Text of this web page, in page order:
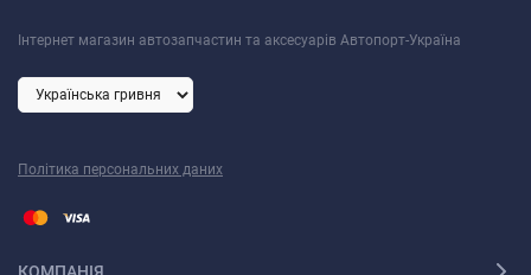
Інтернет магазин автозапчастин та аксесуарів Автопорт-Україна
Політика персональних даних
КОМПАНІЯ